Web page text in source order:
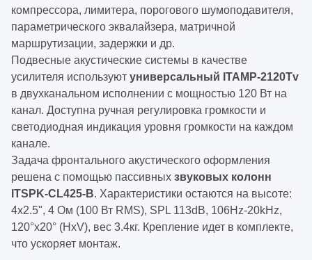
компрессора, лимитера, порогового шумоподавителя,
параметрического эквалайзера, матричной
маршрутизации, задержки и др.
Подвесные акустические системы в качестве
усилителя используют универсальный ITAMP-2120Tv
в двухканальном исполнении с мощностью 120 Вт на
канал. Доступна ручная регулировка громкости и
светодиодная индикация уровня громкости на каждом
канале.
Задача фронтального акустического оформления
решена с помощью пассивных звуковых колонн
ITSPK-CL425-B. Характеристики остаются на высоте:
4x2.5", 4 Ом (100 Вт RMS), SPL 113dB, 106Hz-20kHz,
120°x20° (HхV), вес 3.4кг. Крепление идет в комплекте,
что ускоряет монтаж.